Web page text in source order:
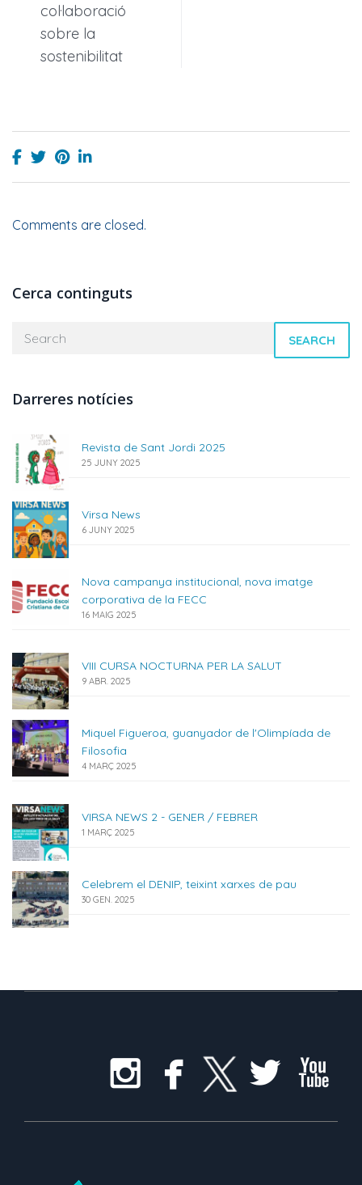
col·laboració
sobre la
sostenibilitat
Comments are closed.
Cerca continguts
SEARCH
Darreres notícies
Revista de Sant Jordi 2025
25 JUNY 2025
Virsa News
6 JUNY 2025
Nova campanya institucional, nova imatge
corporativa de la FECC
16 MAIG 2025
VIII CURSA NOCTURNA PER LA SALUT
9 ABR. 2025
Miquel Figueroa, guanyador de l'Olimpíada de
Filosofia
4 MARÇ 2025
VIRSA NEWS 2 - GENER / FEBRER
1 MARÇ 2025
Celebrem el DENIP, teixint xarxes de pau
30 GEN. 2025